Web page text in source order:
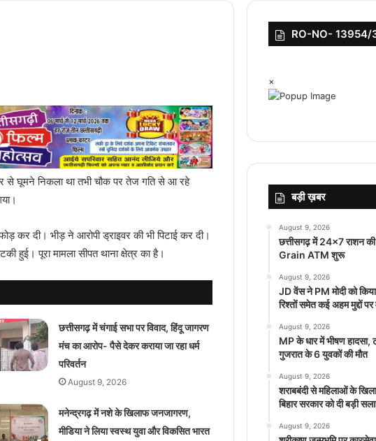
से घूमने निकला था तभी चौक पर तेज गति से आ रहे
कर दी। भीड़ ने आरोपी ड्राइवर की भी पिटाई कर दी।
हुई। पूरा मामला सीपत थाना क्षेत्र का है।
छत्तीसगढ़ में चंगाई सभा पर विवाद, हिंदू जागरण
मंच का आरोप- पैसे देकर कराया जा रहा धर्म
परिवर्तन
August 9, 2026
मनेन्द्रगढ़ में नशे के खिलाफ जनजागरण,
मीडिया ने लिया स्वस्थ युवा और विकसित भारत
RO-NO- 13954/
×
बड़ी ख़बर
August 9, 2026
छत्तीसगढ़ में 24×7 राशन की
Grain ATM शुरू
August 9, 2026
JD वेंस ने PM मोदी को
रिश्तों समेत कई अहम मुद्दों
August 9, 2026
MP के धार में भीषण
गुजरात के 6 युवकों की मौत
August 9, 2026
शराबबंदी से महिलाओं के
बिहार सरकार को दी बड़ी
August 9, 2026